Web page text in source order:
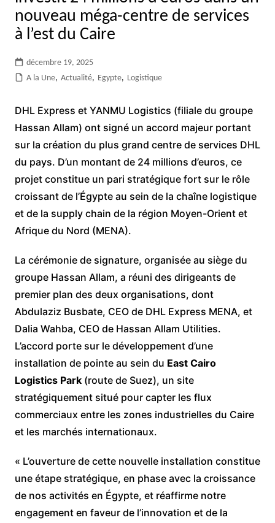
nouveau méga-centre de services
à l’est du Caire
décembre 19, 2025
A la Une, Actualité, Egypte, Logistique
DHL Express et YANMU Logistics (filiale du groupe
Hassan Allam) ont signé un accord majeur portant
sur la création du plus grand centre de services DHL
du pays. D’un montant de 24 millions d’euros, ce
projet constitue un pari stratégique fort sur le rôle
croissant de l’Égypte au sein de la chaîne logistique
et de la supply chain de la région Moyen-Orient et
Afrique du Nord (MENA).
La cérémonie de signature, organisée au siège du
groupe Hassan Allam, a réuni des dirigeants de
premier plan des deux organisations, dont
Abdulaziz Busbate, CEO de DHL Express MENA, et
Dalia Wahba, CEO de Hassan Allam Utilities.
L’accord porte sur le développement d’une
installation de pointe au sein du East Cairo
Logistics Park(route de Suez), un site
stratégiquement situé pour capter les flux
commerciaux entre les zones industrielles du Caire
et les marchés internationaux.
« L’ouverture de cette nouvelle installation constitue
une étape stratégique, en phase avec la croissance
de nos activités en Égypte, et réaffirme notre
engagement en faveur de l’innovation et de la